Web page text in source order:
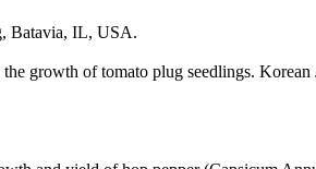
Batavia, IL, USA.
growth of tomato plug seedlings.